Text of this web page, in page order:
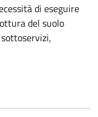
di eseguire
del suolo